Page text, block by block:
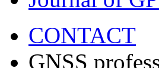
CONTACT
GNSS